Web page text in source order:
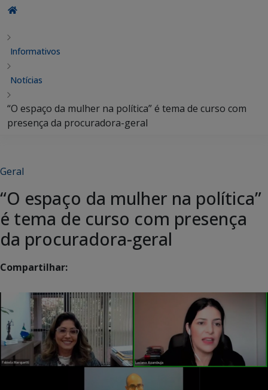
Informativos
Notícias
“O espaço da mulher na política” é tema de curso com
presença da procuradora-geral
Geral
“O espaço da mulher na política”
é tema de curso com presença
da procuradora-geral
Compartilhar: